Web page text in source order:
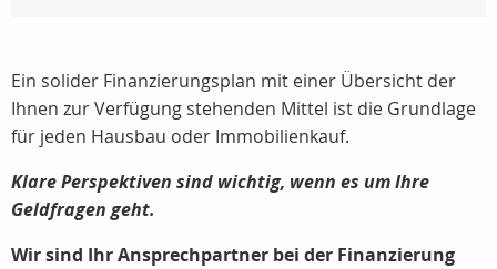
Ein solider Finanzierungsplan mit einer Übersicht der
Ihnen zur Verfügung stehenden Mittel ist die Grundlage
für jeden Hausbau oder Immobilienkauf.
Klare Perspektiven sind wichtig, wenn es um Ihre
Geldfragen geht.
Wir sind Ihr Ansprechpartner bei der Finanzierung